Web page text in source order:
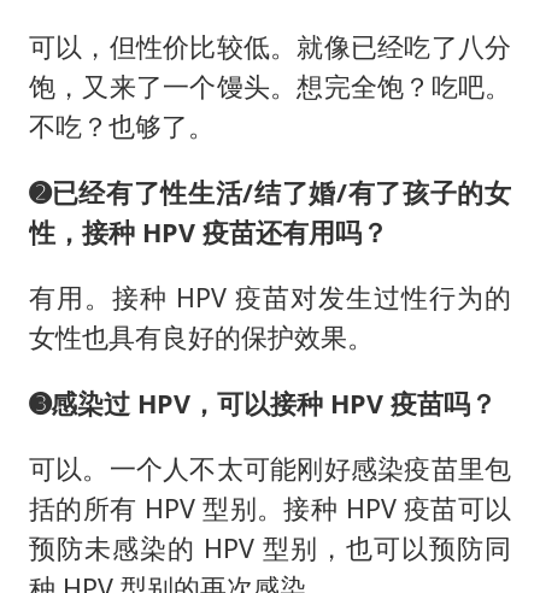
可以，但性价比较低。就像已经吃了八分
饱，又来了一个馒头。想完全饱？吃吧。
不吃？也够了。
➋已经有了性生活/结了婚/有了孩子的女
性，接种 HPV 疫苗还有用吗？
有用。接种 HPV 疫苗对发生过性行为的
女性也具有良好的保护效果。
➌感染过 HPV，可以接种 HPV 疫苗吗？
可以。一个人不太可能刚好感染疫苗里包
括的所有 HPV 型别。接种 HPV 疫苗可以
预防未感染的 HPV 型别，也可以预防同